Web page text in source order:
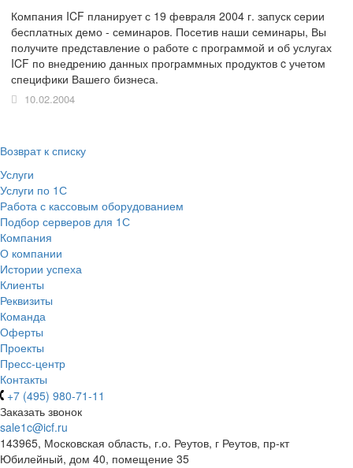
Компания ICF планирует с 19 февраля 2004 г. запуск серии
бесплатных демо - семинаров. Посетив наши семинары, Вы
получите представление о работе с программой и об услугах
ICF по внедрению данных программных продуктов c учетом
специфики Вашего бизнеса.
10.02.2004
Возврат к списку
Услуги
Услуги по 1С
Работа с кассовым оборудованием
Подбор серверов для 1С
Компания
О компании
Истории успеха
Клиенты
Реквизиты
Команда
Оферты
Проекты
Пресс-центр
Контакты
+7 (495) 980-71-11
Заказать звонок
sale1c@icf.ru
143965, Московская область, г.о. Реутов, г Реутов, пр-кт
Юбилейный, дом 40, помещение 35